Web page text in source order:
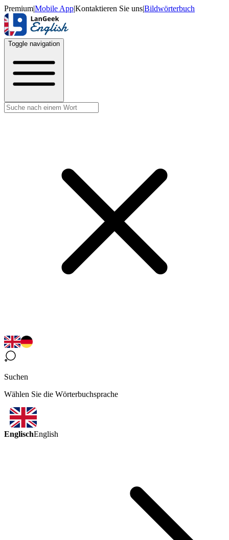
Premium|Mobile App|Kontaktieren Sie uns|Bildwörterbuch
Toggle navigation
Suchen
Wählen Sie die Wörterbuchsprache
EnglischEnglish